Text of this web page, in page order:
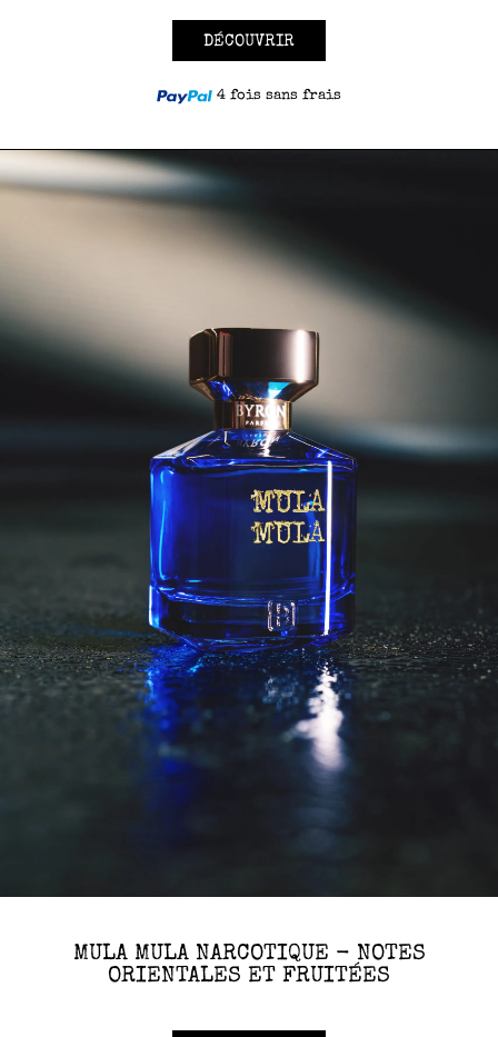
DÉCOUVRIR
4 fois sans frais
MULA MULA NARCOTIQUE - NOTES
ORIENTALES ET FRUITÉES